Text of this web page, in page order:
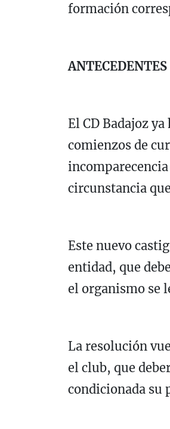
formación
ANTECEDENTES
El CD Badajoz
comienzos de
circunstancia
Este nuevo
entidad, que
el organismo se
La resolución
el club, que
condicionada su